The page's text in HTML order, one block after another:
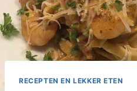
RECEPTEN EN LEKKER ETEN